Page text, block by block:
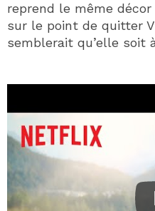
reprend le même
sur le point de quitter
semblerait qu’elle soit